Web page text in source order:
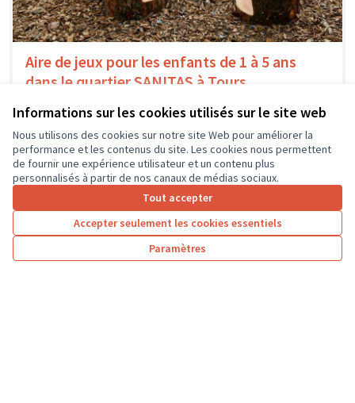
Informations sur les cookies utilisés sur le site web
Nous utilisons des cookies sur notre site Web pour améliorer la
performance et les contenus du site. Les cookies nous permettent
de fournir une expérience utilisateur et un contenu plus
personnalisés à partir de nos canaux de médias sociaux.
Tout accepter
Accepter seulement les cookies essentiels
Paramètres
Aire de jeux pour les enfants de 1 à 5 ans
dans le quartier SANITAS à Tours
possèdent pas suffisamment de petit lieu en...
Environnement et cadre de vie Tours
Résultats par page : 100
1 2 3 4